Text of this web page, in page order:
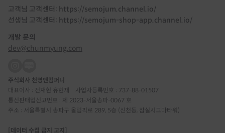
고객님 고객센터: https://semojum.channel.io/
선생님 고객센터: https://semojum-shop-app.channel.io/
개발 문의
dev@chunmyung.com
주식회사 천명앤컴퍼니
대표이사 : 전재현 유현재 사업자등록번호 : 737-88-01507
통신판매업신고번호 : 제 2023-서울송파-0067 호
주소 : 서울특별시 송파구 올림픽로 289, 5층 (신천동, 잠실시그마타워)
[데이터 수집 금지 고지]